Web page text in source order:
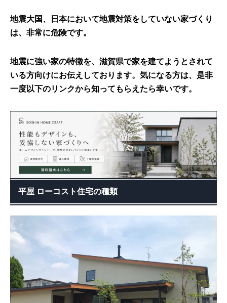
地震大国、日本において地震対策をしていない家づくり
は、非常に危険です。
地震に強い家の特徴を、滋賀県で家を建てようとされて
いる方向けにお伝えしております。気になる方は、是非
一度以下のリンクから知ってもらえたら幸いです。
平屋 ローコスト住宅の種類